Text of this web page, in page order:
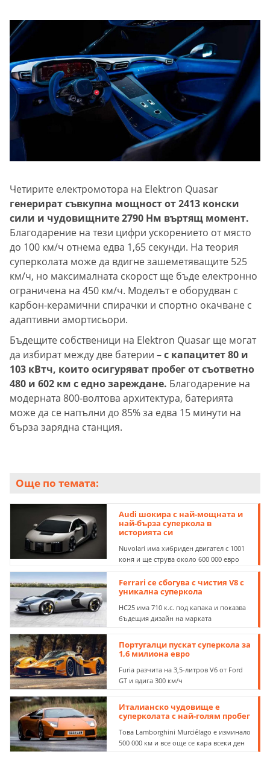
Четирите електромотора на Elektron Quasar
генерират съвкупна мощност от 2413 конски
сили и чудовищните 2790 Нм въртящ момент.
Благодарение на тези цифри ускорението от място
до 100 км/ч отнема едва 1,65 секунди. На теория
суперколата може да вдигне зашеметяващите 525
км/ч, но максималната скорост ще бъде електронно
ограничена на 450 км/ч. Моделът е оборудван с
карбон-керамични спирачки и спортно окачване с
адаптивни амортисьори.
Бъдещите собственици на Elektron Quasar ще могат
да избират между две батерии –с капацитет 80 и
103 кВтч, които осигуряват пробег от съответно
480 и 602 км с едно зареждане. Благодарение на
модерната 800-волтова архитектура, батерията
може да се напълни до 85% за едва 15 минути на
бърза зарядна станция.
Още по темата:
Audi шокира с най-мощната и
най-бърза суперкола в
историята си
Nuvolari има хибриден двигател с 1001
коня и ще струва около 600 000 евро
Ferrari се сбогува с чистия V8 с
уникална суперкола
HC25 има 710 к.с. под капака и показва
бъдещия дизайн на марката
Португалци пускат суперкола за
1,6 милиона евро
Furia разчита на 3,5-литров V6 от Ford
GT и вдига 300 км/ч
Италианско чудовище е
суперколата с най-голям пробег
Това Lamborghini Murciélago е изминало
500 000 км и все още се кара всеки ден